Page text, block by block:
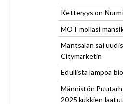
Ketteryys on
MOT mollasi
Mäntsälän sai
Citymarketin
Edullista lämpöä
Männistön
2025 kukkien